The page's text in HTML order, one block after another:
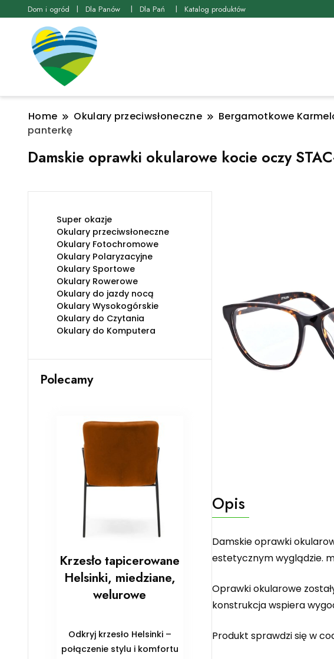
Dom i ogród Dla Panów Dla Pań Katalog produktów
Home Okulary przeciwsłoneczne Bergamotkowe
panterkę
Damskie oprawki okularowe kocie oczy
Opis
Damskie oprawki
estetycznym wyglądzie.
Oprawki okularowe
konstrukcja wspiera
Produkt sprawdzi się w
Super okazje
Okulary przeciwsłoneczne
Okulary Fotochromowe
Okulary Polaryzacyjne
Okulary Sportowe
Okulary Rowerowe
Okulary do jazdy nocą
Okulary Wysokogórskie
Okulary do Czytania
Okulary do Komputera
Polecamy
Krzesło tapicerowane
Helsinki, miedziane,
welurowe
Odkryj krzesło Helsinki –
połączenie stylu i komfortu